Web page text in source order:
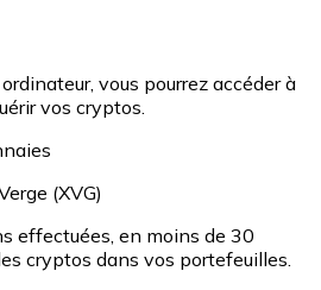
vous pourrez accéder à
vos cryptos.
(XVG)
effectuées, en moins de 30
cryptos dans vos portefeuilles.